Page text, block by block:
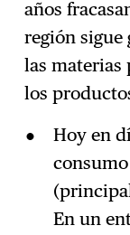
años
región sigue
las materias
los
Hoy en
En un